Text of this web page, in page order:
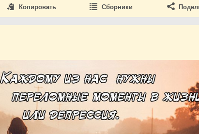
Копировать Сборники